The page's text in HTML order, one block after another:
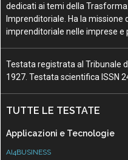
dedicati ai temi della
Imprenditoriale. Ha la
imprenditoriale nelle imprese e
Testata registrata al Tribunale
1927. Testata scientifica ISSN
TUTTE LE TESTATE
Applicazioni e Tecnologie
AI4BUSINESS